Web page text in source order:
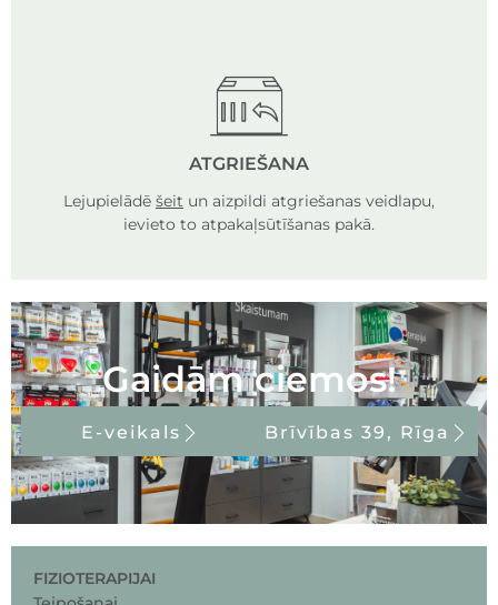
ATGRIEŠANA
Lejupielādē šeit un aizpildi atgriešanas veidlapu,
ievieto to atpakaļsūtīšanas pakā.
Gaidām ciemos!
E-veikals Brīvības 39, Rīga
FIZIOTERAPIJAI